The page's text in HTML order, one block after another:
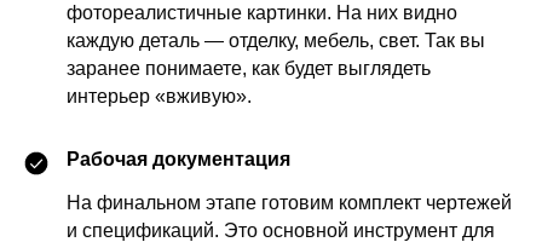
фотореалистичные картинки. На них видно
каждую деталь — отделку, мебель, свет. Так вы
заранее понимаете, как будет выглядеть
интерьер «вживую».
Рабочая документация
На финальном этапе готовим комплект чертежей
и спецификаций. Это основной инструмент для